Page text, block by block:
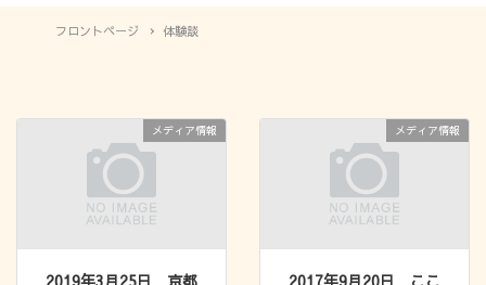
フロントページ 体験談
メディア情報
2019年3月25日 京都
メディア情報
2017年9月20日 ここ